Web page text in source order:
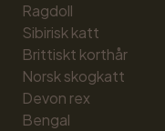
Ragdoll
Sibirisk katt
Brittiskt korthår
Norsk skogkatt
Devon rex
Bengal